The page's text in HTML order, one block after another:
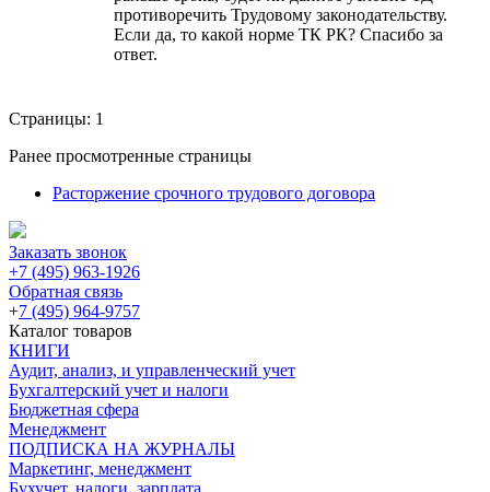
противоречить Трудовому законодательству.
Если да, то какой норме ТК РК? Спасибо за
ответ.
Страницы: 1
Ранее просмотренные страницы
Расторжение срочного трудового договора
Заказать звонок
+7 (495) 963-1926
Обратная связь
+7 (495) 964-9757
Каталог товаров
КНИГИ
Аудит, анализ, и управленческий учет
Бухгалтерский учет и налоги
Бюджетная сфера
Менеджмент
ПОДПИСКА НА ЖУРНАЛЫ
Маркетинг, менеджмент
Бухучет, налоги, зарплата